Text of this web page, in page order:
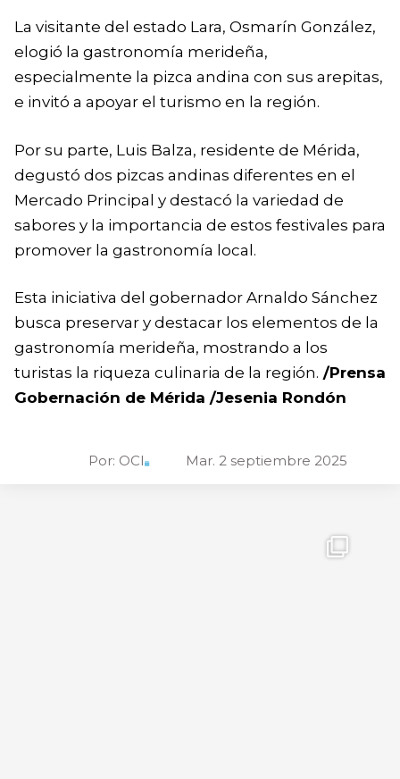
La visitante del estado Lara, Osmarín González,
elogió la gastronomía merideña,
especialmente la pizca andina con sus arepitas,
e invitó a apoyar el turismo en la región.
Por su parte, Luis Balza, residente de Mérida,
degustó dos pizcas andinas diferentes en el
Mercado Principal y destacó la variedad de
sabores y la importancia de estos festivales para
promover la gastronomía local.
Esta iniciativa del gobernador Arnaldo Sánchez
busca preservar y destacar los elementos de la
gastronomía merideña, mostrando a los
turistas la riqueza culinaria de la región. /Prensa
Gobernación de Mérida /Jesenia Rondón
Por: OCI Mar. 2 septiembre 2025